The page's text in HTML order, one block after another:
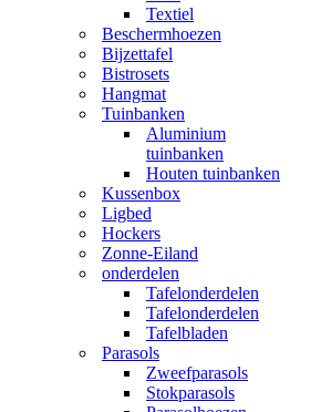
Textiel
Beschermhoezen
Bijzettafel
Bistrosets
Hangmat
Tuinbanken
Aluminium
tuinbanken
Houten tuinbanken
Kussenbox
Ligbed
Hockers
Zonne-Eiland
onderdelen
Tafelonderdelen
Tafelonderdelen
Tafelbladen
Parasols
Zweefparasols
Stokparasols